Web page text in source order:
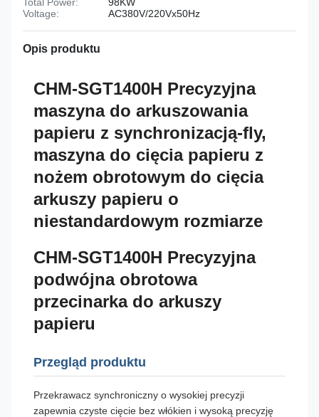
Voltage:
AC380V/220Vx50Hz
Opis produktu
CHM-SGT1400H Precyzyjna
maszyna do arkuszowania
papieru z synchronizacją-fly,
maszyna do cięcia papieru z
nożem obrotowym do cięcia
arkuszy papieru o
niestandardowym rozmiarze
CHM-SGT1400H Precyzyjna
podwójna obrotowa
przecinarka do arkuszy
papieru
Przegląd produktu
Przekrawacz synchroniczny o wysokiej precyzji
zapewnia czyste cięcie bez włókien i wysoką precyzję